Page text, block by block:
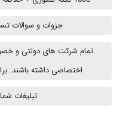
جزوات و سوالات
تمام شرکت های دولتی و
اختصاصی داشته باشند.
تبلیغات